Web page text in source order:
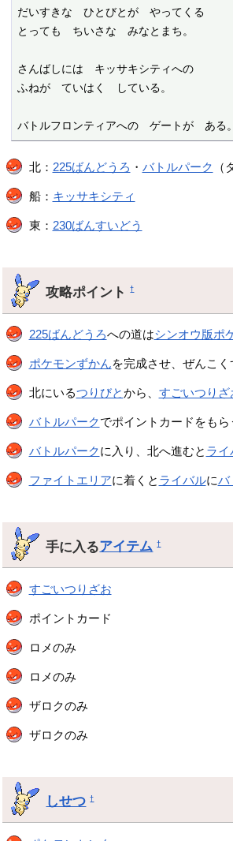
だいすきな　ひとびとが　やってくる
とっても　ちいさな　みなとまち。
さんばしには　キッサキシティへの
ふねが　ていはく　している。
バトルフロンティアへの　ゲートが　ある。
北： 225ばんどうろ ・ バトルパーク （
船： キッサキシティ
東： 230ばんすいどう
攻略ポイント†
225ばんどうろへの道はシンオウ版ポ
ポケモンずかんを完成させ、ぜんこく
北にいるつりびとから、 すごいつりざ
バトルパークでポイントカードをも
バトルパークに入り、北へ進むと ライ
ファイトエリアに着くと ライバルにバ
手に入るアイテム †
すごいつりざお
ポイントカード
ロメのみ
ロメのみ
ザロクのみ
ザロクのみ
しせつ †